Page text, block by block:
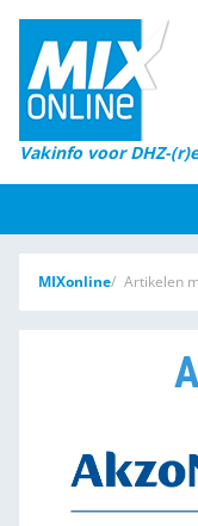
Vakinfo voor DHZ-
Home
Magazines
DHZ Sessie
Marktcijfers
MIXonline Artikelen